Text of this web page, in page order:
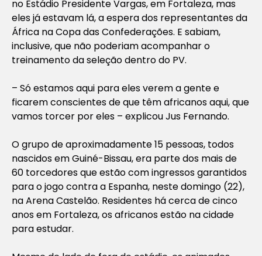
no Estádio Presidente Vargas, em Fortaleza, mas
eles já estavam lá, a espera dos representantes da
África na Copa das Confederações. E sabiam,
inclusive, que não poderiam acompanhar o
treinamento da seleção dentro do PV.
– Só estamos aqui para eles verem a gente e
ficarem conscientes de que têm africanos aqui, que
vamos torcer por eles – explicou Jus Fernando.
O grupo de aproximadamente 15 pessoas, todos
nascidos em Guiné-Bissau, era parte dos mais de
60 torcedores que estão com ingressos garantidos
para o jogo contra a Espanha, neste domingo (22),
na Arena Castelão. Residentes há cerca de cinco
anos em Fortaleza, os africanos estão na cidade
para estudar.